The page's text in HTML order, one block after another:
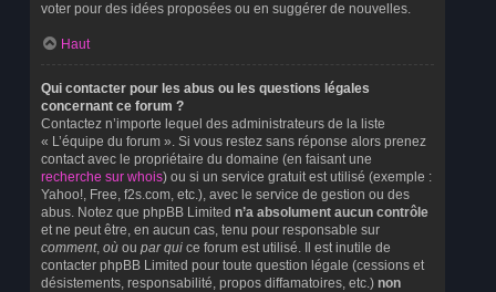
voter pour des idées proposées ou en suggérer de nouvelles.
Haut
Qui contacter pour les abus ou les questions légales
concernant ce forum ?
Contactez n’importe lequel des administrateurs de la liste
« L’équipe du forum ». Si vous restez sans réponse alors prenez
contact avec le propriétaire du domaine (en faisant une
recherche sur whois) ou si un service gratuit est utilisé (exemple :
Yahoo!, Free, f2s.com, etc.), avec le service de gestion ou des
abus. Notez que phpBB Limited n’a absolument aucun contrôle
et ne peut être, en aucun cas, tenu pour responsable sur
comment, où ou par qui ce forum est utilisé. Il est inutile de
contacter phpBB Limited pour toute question légale (cessions et
désistements, responsabilité, propos diffamatoires, etc.) non